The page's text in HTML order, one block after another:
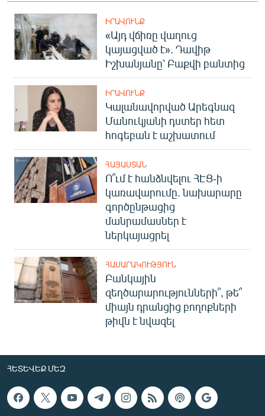
ԻՐԱՎՈՒՆՔ
«Այդ վճիռը վաղուց
կայացված է». Դավիթ
Իշխանյանը՝ Բաքվի բանտից
ԻՐԱՎՈՒՆՔ
Կալանավորված Արեգնազ
Մանուկյանի դստեր հետ
հոգեբան է աշխատում
ՀԱՅԱՍՏԱՆ
Ո՞ւմ է հանձնվելու ՀԷՑ-ի
կառավարումը. նախարարը
գործընթացից
մանրամասներ է
ներկայացրել
ՀԱՍԱՐԱԿՈՒԹՅՈՒՆ
Բանկային
զեղծարարությունների՞, թե՞
միայն դրանցից բողոքների
թիվն է նվազել
ՀԵՏԵՎԵՔ ՄԵԶ